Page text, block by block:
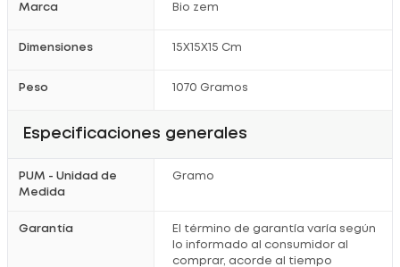
Marca Bio zem
Dimensiones 15X15X15 Cm
Peso 1070 Gramos
Especificaciones generales
PUM - Unidad de
Medida
Gramo
Garantía
El término de garantía varía según
lo informado al consumidor al
comprar, acorde al tiempo